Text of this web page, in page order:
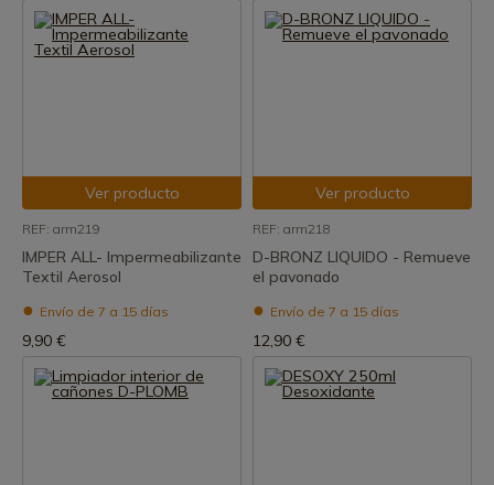
Ver producto
REF: arm219
IMPER ALL- Impermeabilizante
Textil Aerosol
Envío de 7 a 15 días
9,90 €
Ver producto
REF: arm218
D-BRONZ LIQUIDO - Remueve
el pavonado
Envío de 7 a 15 días
12,90 €